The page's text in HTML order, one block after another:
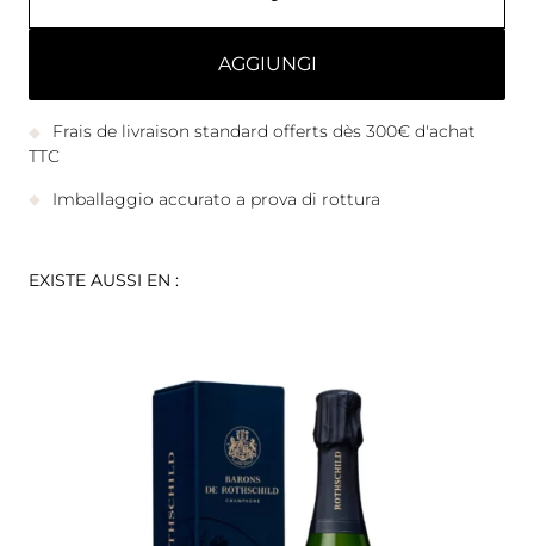
AGGIUNGI
Frais de livraison standard offerts dès 300€ d'achat
TTC
Imballaggio accurato a prova di rottura
EXISTE AUSSI EN :